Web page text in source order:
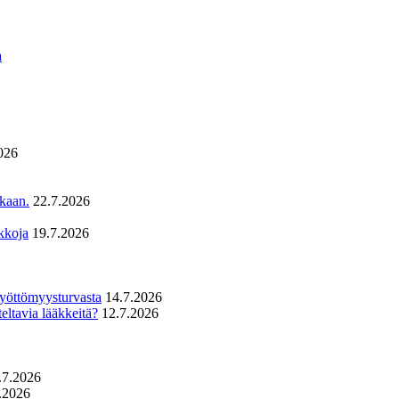
22.7.2026
19.7.2026
14.7.2026
lääkkeitä? 12.7.2026